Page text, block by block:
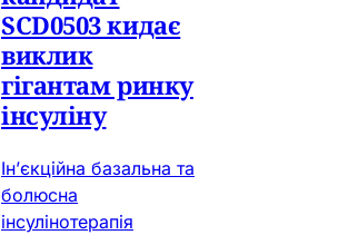
SCD0503 кидає
виклик
гігантам ринку
інсуліну
Ін’єкційна базальна та
болюсна
інсулінотерапія